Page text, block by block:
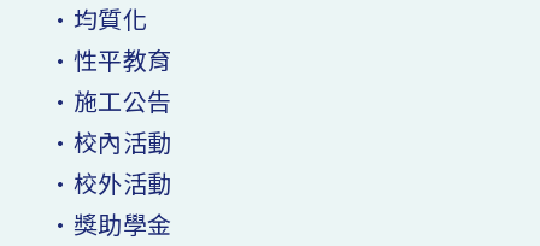
•均質化
•性平教育
•施工公告
•校內活動
•校外活動
•獎助學金